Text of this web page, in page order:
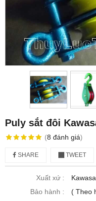
Puly sắt đôi
(8 đánh giá)
SHARE TWEET
Xuất xứ :
Bảo hành :
( Theo